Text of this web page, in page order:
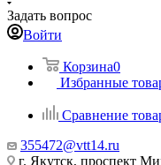
Задать вопрос
Войти
Корзина0
Избранные
Сравнение
355472@vtt14.ru
г. Якутск, проспект